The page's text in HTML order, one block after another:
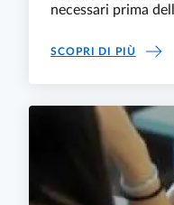
necessari prima
SCOPRI DI PIÙ